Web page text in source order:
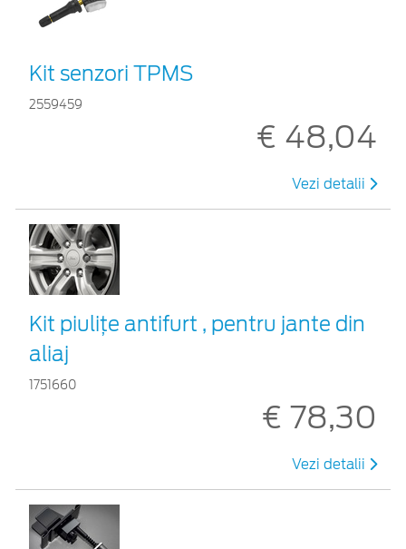
Kit senzori TPMS
2559459
€ 48,04
Vezi detalii
Kit piuliţe antifurt , pentru jante din
aliaj
1751660
€ 78,30
Vezi detalii